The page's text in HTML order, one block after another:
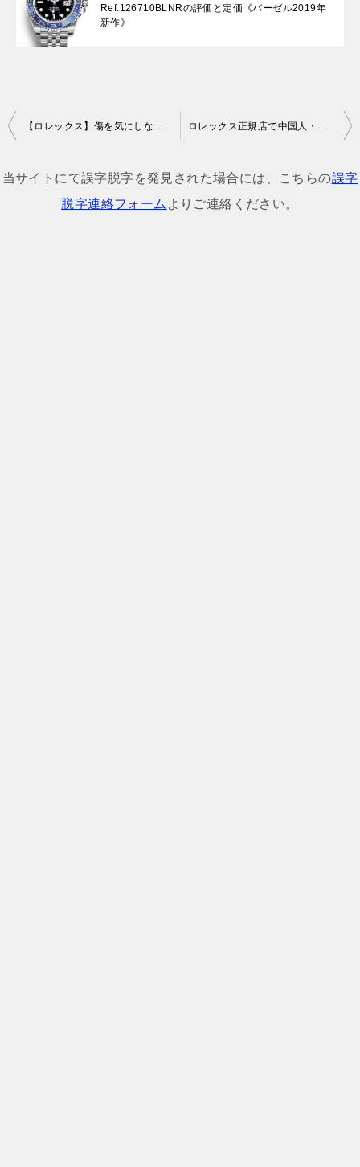
Ref.126710BLNRの評価と定価《バーゼル2019年
新作》
投
ナ
【ロレックス】傷を気にしないで着用していたら…金無垢とステンレス比較！ ロレックス正規店で中国人・外国人が多い主な理由！レアモデルは彼らに出すのか
当サイトにて誤字脱字を発見された場合には、こちらの誤字
脱字連絡フォーム よりご連絡ください。